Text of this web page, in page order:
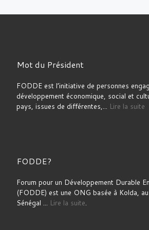
Mot du Président
FODDE est l’initiative de personnes
développement économique, social et
pays, issues de différentes,...
Lire la suite
FODDE?
Forum pour un Développement Durable
(FODDE) est une ONG basée à Kolda,
Sénégal ...
Lire la suite